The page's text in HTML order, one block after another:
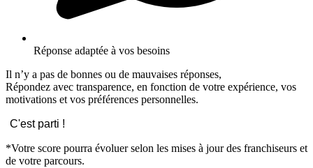
Réponse adaptée à vos besoins
Il n’y a pas de bonnes ou de mauvaises réponses,
Répondez avec transparence, en fonction de votre expérience, vos
motivations et vos préférences personnelles.
C'est parti !
*Votre score pourra évoluer selon les mises à jour des franchiseurs et
de votre parcours.